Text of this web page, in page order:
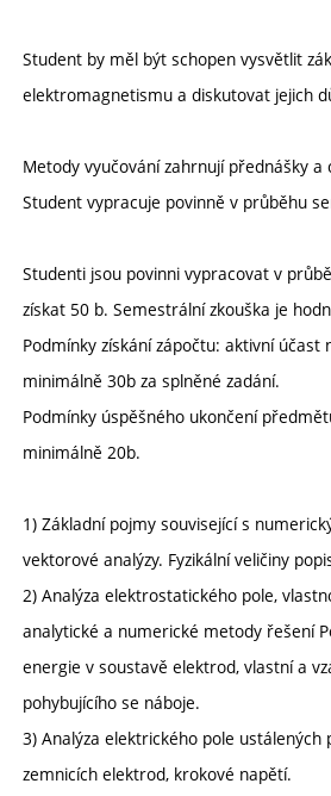
Student by měl být schopen vysvětlit
elektromagnetismu a diskutovat jejich
Metody vyučování zahrnují přednášky
Student vypracuje povinně v průběhu
Studenti jsou povinni vypracovat v
získat 50 b. Semestrální zkouška je
Podmínky získání zápočtu: aktivní účast
minimálně 30b za splněné zadání.
Podmínky úspěšného ukončení
minimálně 20b.
1) Základní pojmy související s
vektorové analýzy. Fyzikální veličiny
2) Analýza elektrostatického pole,
analytické a numerické metody řešení
energie v soustavě elektrod, vlastní a
pohybujícího se náboje.
3) Analýza elektrického pole
zemnicích elektrod, krokové napětí.